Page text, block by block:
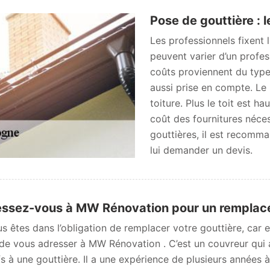
Pose de gouttière :
Les professionnels fixent
peuvent varier d’un
coûts proviennent du
aussi prise en compte.
toiture. Plus le toit est
coût des fournitures
gouttières, il est
lui demander un devis.
vous à MW Rénovation pour un
êtes dans l’obligation de remplacer votre gouttière, car
vous adresser à MW Rénovation . C’est un couvreur
à une gouttière. Il a une expérience de plusieurs années